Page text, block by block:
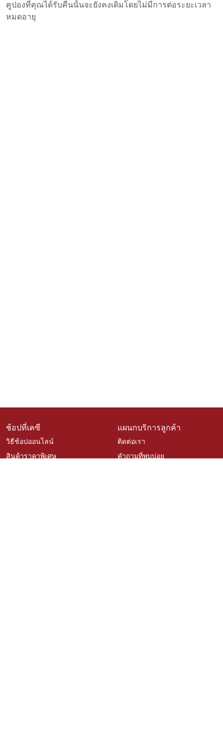
คูปองที่คุณได้รับคืนนั้นจะยังคงเดิมโดยไม่มีการต่อระยะเวลา
หมดอายุ
ช้อปที่เคซี
วิธีช้อปออนไลน์
สินค้าราคาพิเศษ
แผนกบริการลูกค้า
ติดต่อเรา
คำถามที่พบบ่อย